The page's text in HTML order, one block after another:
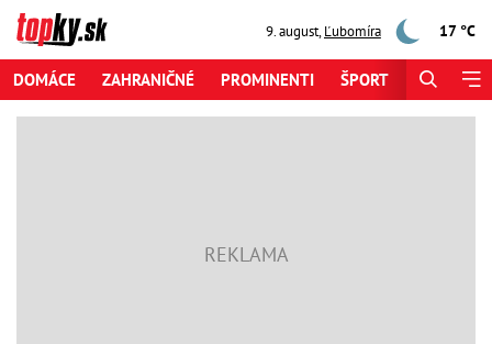
9. august,Ľubomíra 17 °C
DOMÁCE ZAHRANIČNÉ PROMINENTI ŠPORT